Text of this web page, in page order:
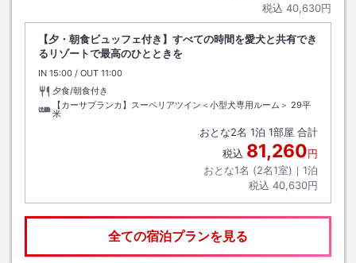
税込 40,630円
【夕・朝食ビュッフェ付き】すべての時間を愛犬と共有でき
るリゾートで最高のひとときを
IN チェックイン
15:00 / OUT チェックアウト
11:00
夕食/朝食付き
【カーサブランカ】スーペリアツイン＜小型犬専用ルーム＞ 29平
米
おとな2名 1泊 1部屋 合計
税込 81,260円
おとな1名 (2名1室)｜ 1泊
税込 40,630円
全ての宿泊プランを見る